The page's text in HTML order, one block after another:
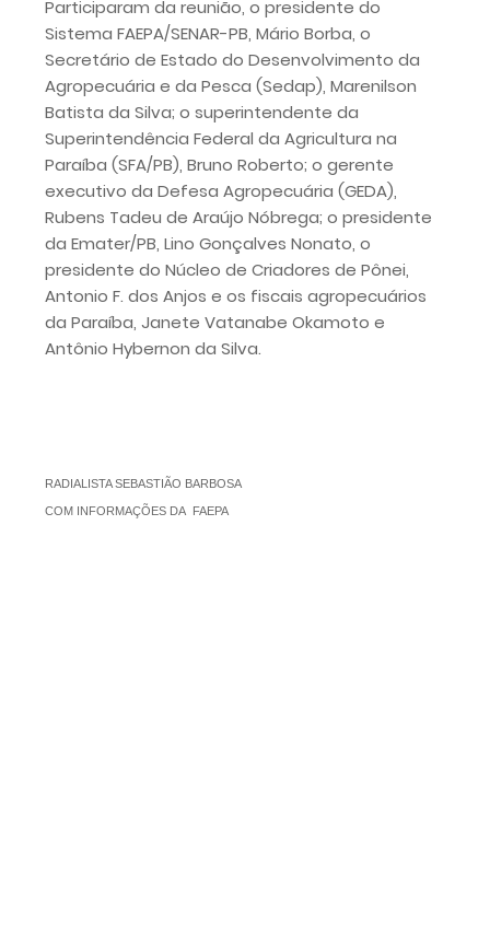
Participaram da reunião, o presidente do
Sistema FAEPA/SENAR-PB, Mário Borba, o
Secretário de Estado do Desenvolvimento da
Agropecuária e da Pesca (Sedap), Marenilson
Batista da Silva; o superintendente da
Superintendência Federal da Agricultura na
Paraíba (SFA/PB), Bruno Roberto; o gerente
executivo da Defesa Agropecuária (GEDA),
Rubens Tadeu de Araújo Nóbrega; o presidente
da Emater/PB, Lino Gonçalves Nonato, o
presidente do Núcleo de Criadores de Pônei,
Antonio F. dos Anjos e os fiscais agropecuários
da Paraíba, Janete Vatanabe Okamoto e
Antônio Hybernon da Silva.
RADIALISTA SEBASTIÃO BARBOSA
COM INFORMAÇÕES DA FAEPA